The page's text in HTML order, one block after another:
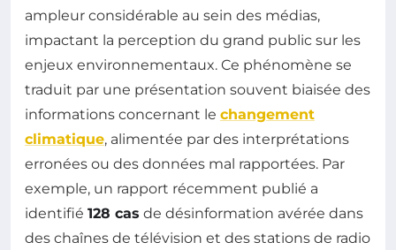
ampleur considérable au sein des médias,
impactant la perception du grand public sur les
enjeux environnementaux. Ce phénomène se
traduit par une présentation souvent biaisée des
informations concernant le changement
climatique, alimentée par des interprétations
erronées ou des données mal rapportées. Par
exemple, un rapport récemment publié a
identifié 128 cas de désinformation avérée dans
des chaînes de télévision et des stations de radio